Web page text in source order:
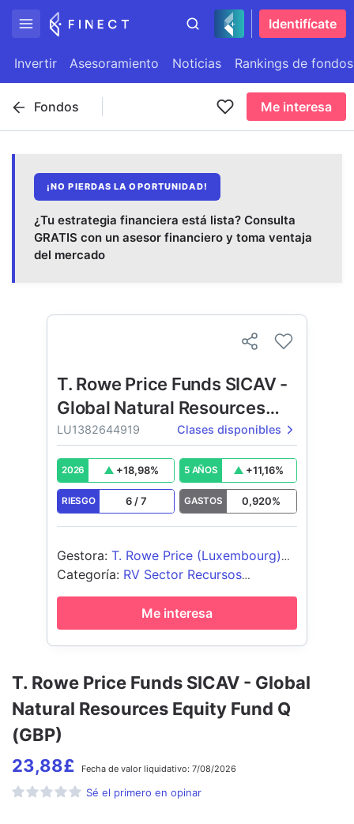
Identifícate
Invertir Asesoramiento Noticias Rankings de fondos
Fondos Me interesa
¡NO PIERDAS LA OPORTUNIDAD!
¿Tu estrategia financiera está lista? Consulta
GRATIS con un asesor financiero y toma ventaja
del mercado
T. Rowe Price Funds SICAV - Global
Natural Resources Equity Fund Q
(GBP)
23,88£ Fecha de valor liquidativo: 7/08/2026
Sé el primero en opinar
T. Rowe Price Funds SICAV -
Global Natural Resources
Equity Fund
LU1382644919 Clases disponibles
2026 +18,98% 5 AÑOS +11,16%
RIESGO 6 /7 GASTOS 0,920%
Gestora: T. Rowe Price (Luxembourg)
Management S.à r.l.
Categoría: RV Sector Recursos
Naturales
Me interesa